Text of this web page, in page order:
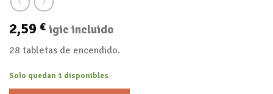
2,59 € igic incluido
28 tabletas de encendido.
Solo quedan 1 disponibles